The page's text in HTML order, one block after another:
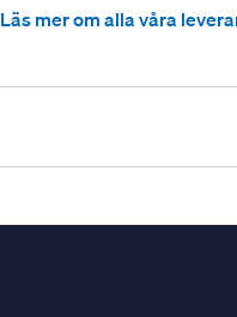
Läs mer om alla våra